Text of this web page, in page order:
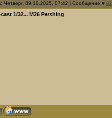
Четверг, 09.10.2025, 07:42 | Сообщение # 82
1/32... M26 Pershing